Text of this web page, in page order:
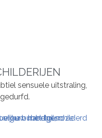
sensuele uitstraling,